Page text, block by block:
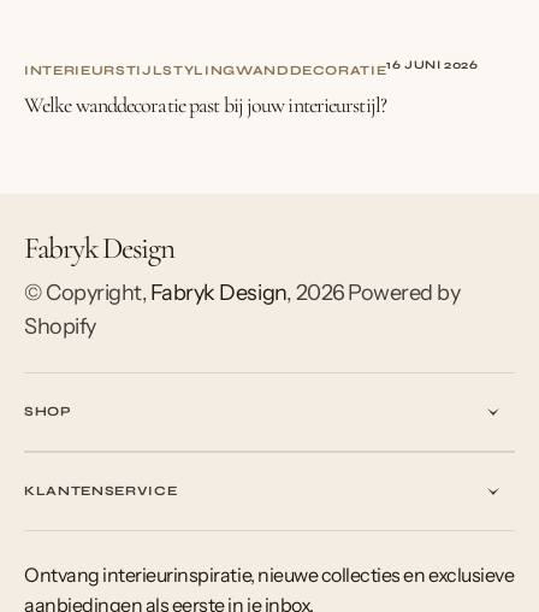
INTERIEURSTIJLSTYLINGWANDDECORATIE16 JUNI 2026
Welke wanddecoratie past bij jouw interieurstijl?
Fabryk Design
© Copyright,Fabryk Design,2026Powered by
Shopify
SHOP
KLANTENSERVICE
Ontvang interieurinspiratie, nieuwe collecties en exclusieve
aanbiedingen als eerste in je inbox.